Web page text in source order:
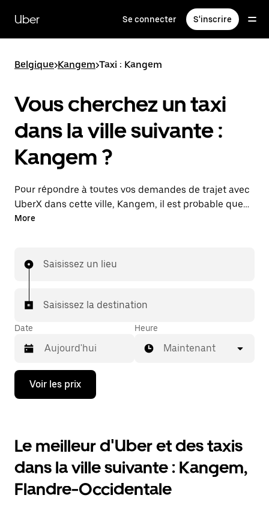
contenu
principal
Uber Se connecter S'inscrire
Belgique>Kangem>Taxi : Kangem
Vous cherchez un taxi
dans la ville suivante :
Kangem ?
Pour répondre à toutes vos demandes de trajet avec
UberX dans cette ville, Kangem, il est probable que
nous vous mettions en relation avec un chauffeur de
même disponibilité (24 h/24 et 7/j) qu'avec UberX.
More
Saisissez un lieu
Saisissez la destination
Date
Appuyez
la
bas
pour
ouvrir
le
calendrier
et
Heure
Maintenant
Voir les prix
Le meilleur d'Uber et des taxis
dans la ville suivante : Kangem,
Flandre-Occidentale